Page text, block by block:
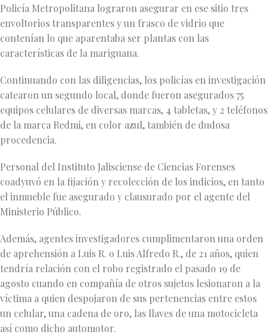
Policía Metropolitana lograron asegurar en ese sitio tres
envoltorios transparentes y un frasco de vidrio que
contenían lo que aparentaba ser plantas con las
características de la mariguana.
Continuando con las diligencias, los policías en investigación
catearon un segundo local, donde fueron asegurados 75
equipos celulares de diversas marcas, 4 tabletas, y 2 teléfonos
de la marca Redmi, en color azul, también de dudosa
procedencia.
Personal del Instituto Jalisciense de Ciencias Forenses
coadyuvó en la fijación y recolección de los indicios, en tanto
el inmueble fue asegurado y clausurado por el agente del
Ministerio Público.
Además, agentes investigadores cumplimentaron una orden
de aprehensión a Luis R. o Luis Alfredo R., de 21 años, quien
tendría relación con el robo registrado el pasado 19 de
agosto cuando en compañía de otros sujetos lesionaron a la
víctima a quien despojaron de sus pertenencias entre estos
un celular, una cadena de oro, las llaves de una motocicleta
así como dicho automotor.